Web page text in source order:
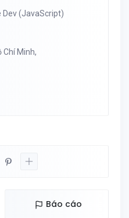
Dev (JavaScript)
Chí Minh,
Báo cáo